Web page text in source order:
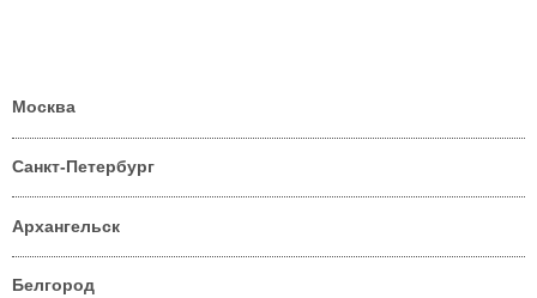
Москва
Санкт-Петербург
Архангельск
Белгород